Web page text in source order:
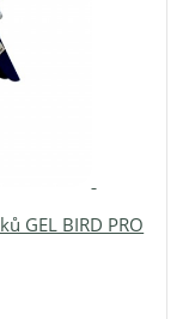
GEL BIRD PRO